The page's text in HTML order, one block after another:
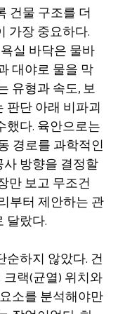
건물 구조를 더
가장 중요하다.
실 바닥은 물바
대야로 물을 막
유형과 속도, 보
판단 아래 비파괴
했다. 육안으로는
경로를 과학적인
방향을 결정할
만 보고 무조건
부터 제안하는 관
달랐다.
하지 않았다. 건
랙(균열) 위치와
소를 분석해야만